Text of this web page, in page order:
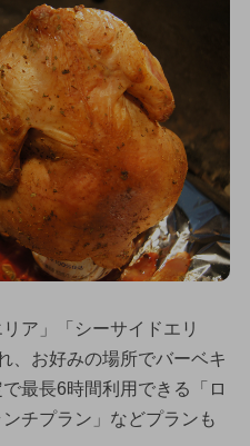
ア」「シーサイドエリ
、お好みの場所でバーベキ
最長6時間利用できる「ロ
チプラン」などプランも